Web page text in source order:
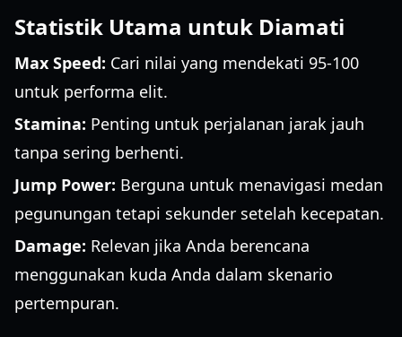
Statistik Utama untuk Diamati
Max Speed: Cari nilai yang mendekati 95-100
untuk performa elit.
Stamina: Penting untuk perjalanan jarak jauh
tanpa sering berhenti.
Jump Power: Berguna untuk menavigasi medan
pegunungan tetapi sekunder setelah kecepatan.
Damage: Relevan jika Anda berencana
menggunakan kuda Anda dalam skenario
pertempuran.